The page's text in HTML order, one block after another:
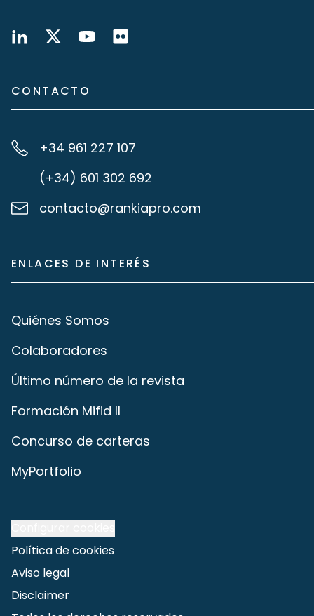
CONTACTO
+34 961 227 107
(+34) 601 302 692
contacto@rankiapro.com
ENLACES DE INTERÉS
Quiénes Somos
Colaboradores
Último número de la revista
Formación Mifid II
Concurso de carteras
MyPortfolio
Política de cookies
Aviso legal
Disclaimer